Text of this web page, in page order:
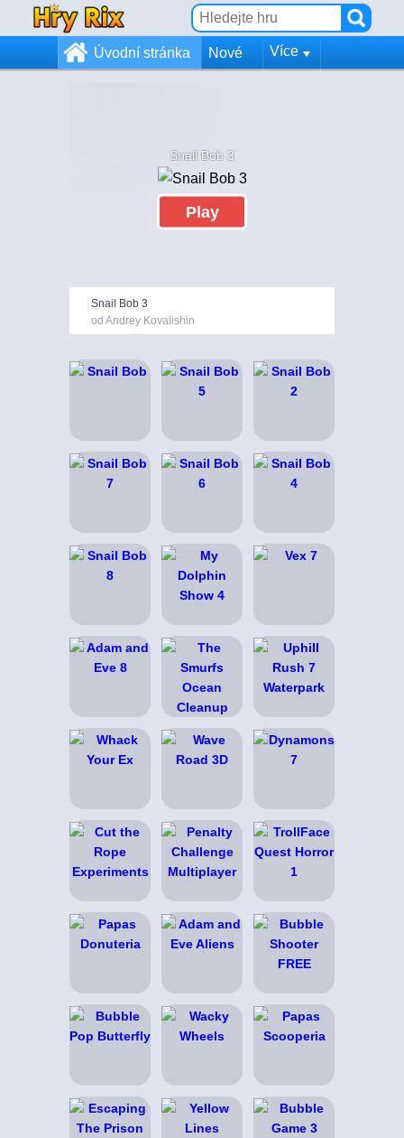
Úvodní stránka Nové Více
Snail Bob 3
Play
Snail Bob 3
od Andrey Kovalishin